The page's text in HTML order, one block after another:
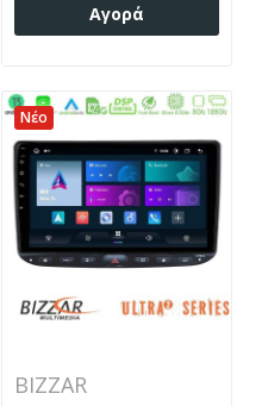
Αγορά
Νέο
BIZZAR